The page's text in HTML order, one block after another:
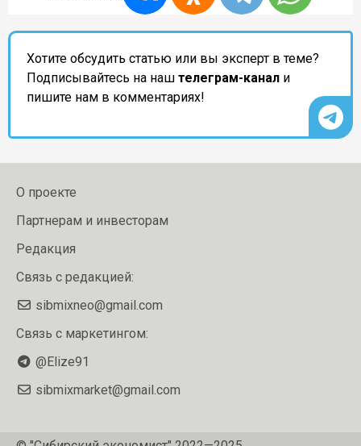
Хотите обсудить статью или вы эксперт в теме?
Подписывайтесь на наш телеграм-канал и
пишите нам в комментариях!
О проекте
Партнерам и инвесторам
Редакция
Связь с редакцией:
sibmixneo@gmail.com
Связь с маркетингом:
@Elize91
sibmixmarket@gmail.com